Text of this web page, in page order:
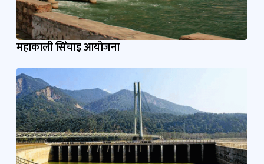
महाकाली सिँचाइ आयोजना